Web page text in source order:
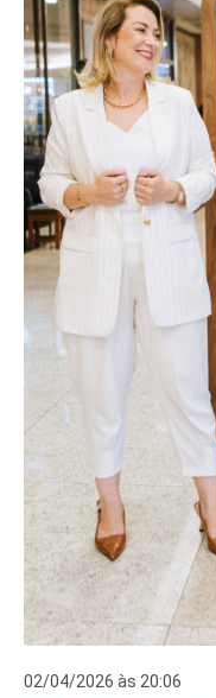
02/04/2026 às 20:06